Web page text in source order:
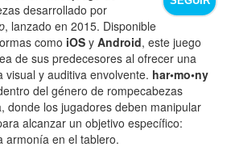
desarrollado por
, lanzado en 2015. Disponible
como iOS yAndroid, este juego
de sus predecesores al ofrecer una
visual y auditiva envolvente. har•mo•ny
del género de rompecabezas
donde los jugadores deben manipular
alcanzar un objetivo específico:
armonía en el tablero.